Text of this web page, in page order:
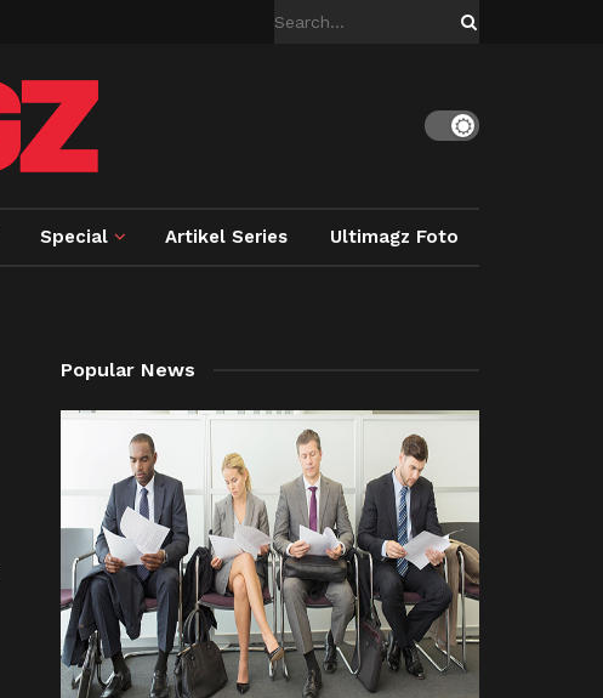
Special Artikel Series Ultimagz Foto
Popular News